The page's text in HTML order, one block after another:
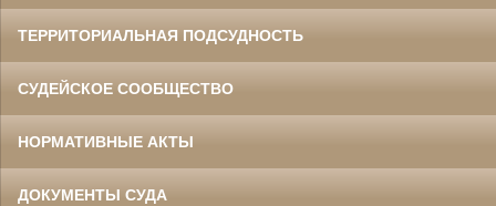
ТЕРРИТОРИАЛЬНАЯ ПОДСУДНОСТЬ
СУДЕЙСКОЕ СООБЩЕСТВО
НОРМАТИВНЫЕ АКТЫ
ДОКУМЕНТЫ СУДА